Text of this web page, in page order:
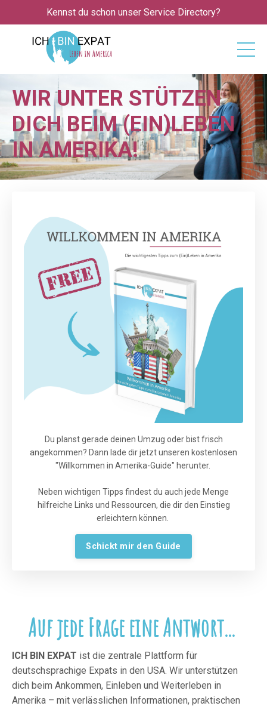
Kennst du schon unser Service Directory?
WIR UNTER ­STÜTZEN
DICH BEIM (EIN)LEBEN
IN AMERIKA!
Du planst gerade deinen Umzug oder bist frisch
angekommen? Dann lade dir jetzt unseren kostenlosen
"Willkommen in Amerika-Guide" herunter.
Neben wichtigen Tipps findest du auch jede Menge
hilfreiche Links und Ressourcen, die dir den Einstieg
erleichtern können.
Schickt mir den Guide
Auf jede Frage eine Antwort...
ICH BIN EXPAT ist die zentrale Plattform für
deutschsprachige Expats in den USA. Wir unterstützen
dich beim Ankommen, Einleben und Weiterleben in
Amerika – mit verlässlichen Informationen, praktischen